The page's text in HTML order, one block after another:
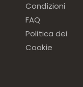
Condizioni
FAQ
Politica dei
Cookie